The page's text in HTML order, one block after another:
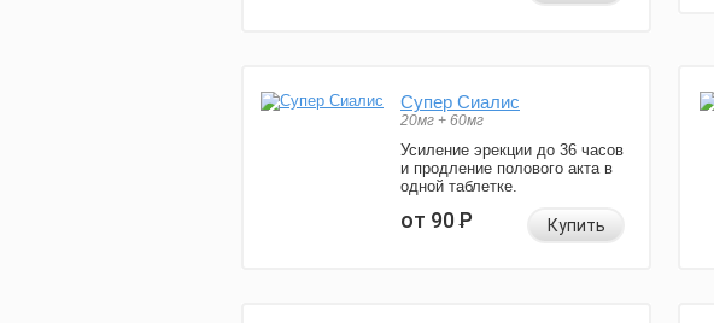
Супер Сиалис
20мг + 60мг
Усиление эрекции до 36 часов
и продление полового акта в
одной таблетке.
от 90Р Купить